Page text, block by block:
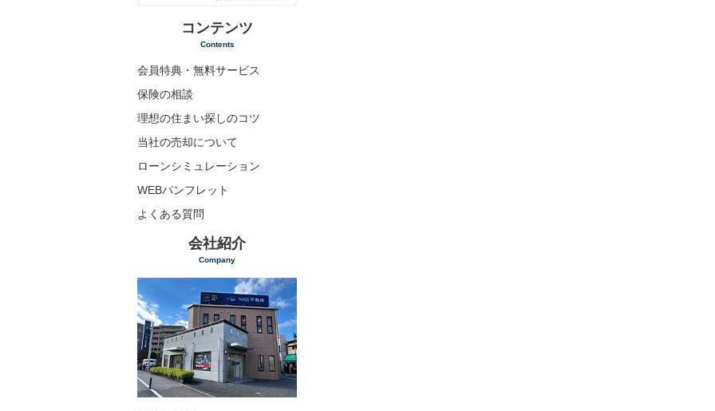
コンテンツ
Contents
会員特典・無料サービス
保険の相談
理想の住まい探しのコツ
当社の売却について
ローンシミュレーション
WEBパンフレット
よくある質問
会社紹介
Company